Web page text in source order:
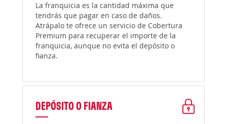
La franquicia es la cantidad máxima que
tendrás que pagar en caso de daños.
Atrápalo te ofrece un servicio de Cobertura
Premium para recuperar el importe de la
franquicia, aunque no evita el depósito o
fianza.
DEPÓSITO O FIANZA